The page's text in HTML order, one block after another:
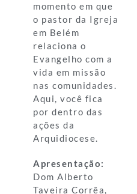
momento em que
o pastor da Igreja
em Belém
relaciona o
Evangelho com a
vida em missão
nas comunidades.
Aqui, você fica
por dentro das
ações da
Arquidiocese.
Apresentação:
Dom Alberto
Taveira Corrêa,